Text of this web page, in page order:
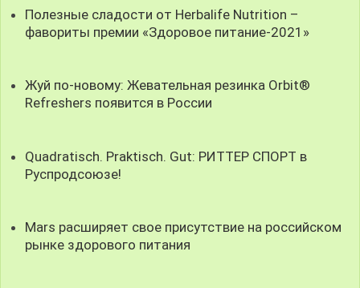
Полезные сладости от Herbalife Nutrition –
фавориты премии «Здоровое питание-2021»
Жуй по-новому: Жевательная резинка Orbit®
Refreshers появится в России
Quadratisch. Praktisch. Gut: РИТТЕР СПОРТ в
Руспродсоюзе!
Mars расширяет свое присутствие на российском
рынке здорового питания